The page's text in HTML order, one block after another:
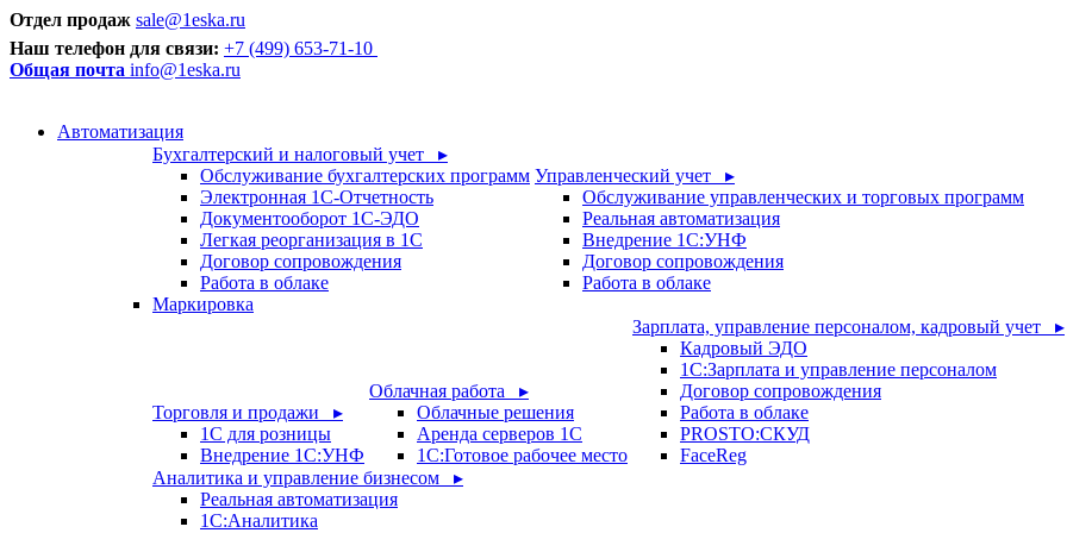
Отдел продаж sale@1eska.ru
Наш телефон для связи: +7 (499) 653-71-10
Общая почта info@1eska.ru
Автоматизация
Бухгалтерский и налоговый учет ▸
Обслуживание бухгалтерских программ
Электронная 1С-Отчетность
Документооборот 1С-ЭДО
Легкая реорганизация в 1С
Договор сопровождения
Работа в облаке
Управленческий учет ▸
Обслуживание управленческих и торговых программ
Реальная автоматизация
Внедрение 1С:УНФ
Договор сопровождения
Работа в облаке
Маркировка
Торговля и продажи ▸
1С для розницы
Внедрение 1С:УНФ
Облачная работа ▸
Облачные решения
Аренда серверов 1С
1C:Готовое рабочее место
Зарплата, управление персоналом, кадровый учет ▸
Кадровый ЭДО
1С:Зарплата и управление персоналом
Договор сопровождения
Работа в облаке
PROSTO:СКУД
FaceReg
Аналитика и управление бизнесом ▸
Реальная автоматизация
1С:Аналитика